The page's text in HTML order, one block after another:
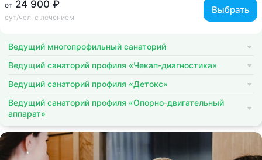
от 24 900 ₽
сут/чел, с лечением
Выбрать
Ведущий многопрофильный санаторий
Ведущий санаторий профиля «Чекап-диагностика»
Ведущий санаторий профиля «Детокс»
Ведущий санаторий профиля «Опорно-двигательный
аппарат»